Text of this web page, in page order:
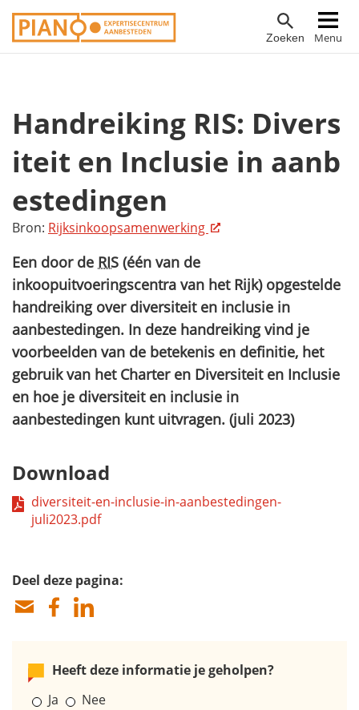
Overslaan
en
gaan
Zoeken Menu
Hoofdnavigatie
Handreiking RIS: Divers
iteit en Inclusie in aanb
estedingen
Bron: Rijksinkoopsamenwerking
Een door de RIS (één van de
inkoopuitvoeringscentra van het Rijk) opgestelde
handreiking over diversiteit en inclusie in
aanbestedingen. In deze handreiking vind je
voorbeelden van de betekenis en definitie, het
gebruik van het Charter en Diversiteit en Inclusie
en hoe je diversiteit en inclusie in
aanbestedingen kunt uitvragen. (juli 2023)
Download
diversiteit-en-inclusie-in-aanbestedingen-
juli2023.pdf
Deel deze pagina:
Heeft deze informatie je geholpen?
Ja
Nee